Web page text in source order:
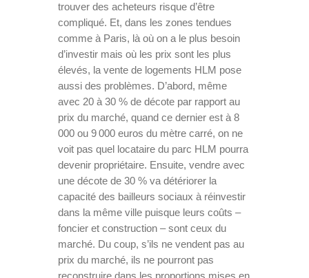
trouver des acheteurs risque d’être
compliqué. Et, dans les zones tendues
comme à Paris, là où on a le plus besoin
d’investir mais où les prix sont les plus
élevés, la vente de logements HLM pose
aussi des problèmes. D’abord, même
avec 20 à 30 % de décote par rapport au
prix du marché, quand ce dernier est à 8
000 ou 9 000 euros du mètre carré, on ne
voit pas quel locataire du parc HLM pourra
devenir propriétaire. Ensuite, vendre avec
une décote de 30 % va détériorer la
capacité des bailleurs sociaux à réinvestir
dans la même ville puisque leurs coûts –
foncier et construction – sont ceux du
marché. Du coup, s’ils ne vendent pas au
prix du marché, ils ne pourront pas